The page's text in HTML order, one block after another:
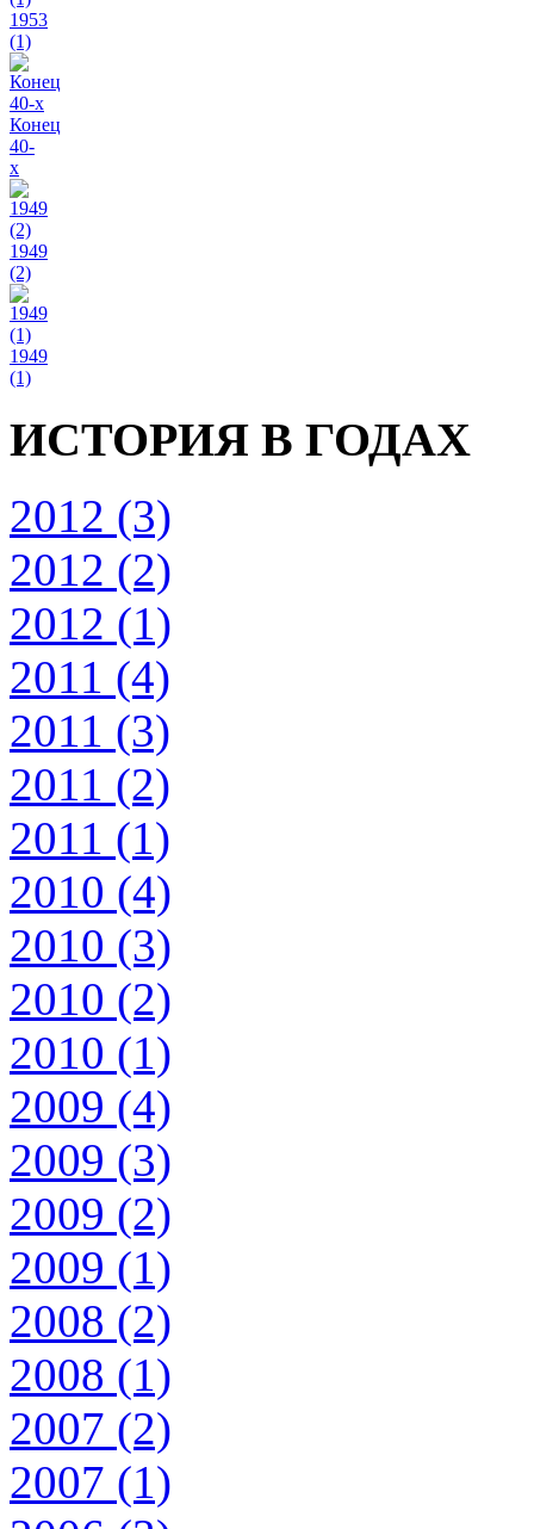
1953
(1)
Конец
40-
х
1949
(2)
1949
(1)
ИСТОРИЯ В ГОДАХ
2012 (3)
2012 (2)
2012 (1)
2011 (4)
2011 (3)
2011 (2)
2011 (1)
2010 (4)
2010 (3)
2010 (2)
2010 (1)
2009 (4)
2009 (3)
2009 (2)
2009 (1)
2008 (2)
2008 (1)
2007 (2)
2007 (1)